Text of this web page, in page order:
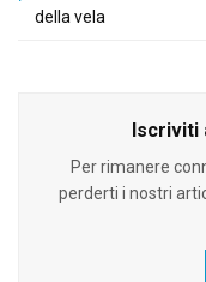
della vela
Iscriviti
Per rimanere
perderti i nostri